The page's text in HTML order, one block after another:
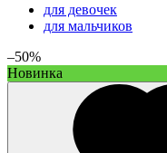
для девочек
для мальчиков
–50%
Новинка